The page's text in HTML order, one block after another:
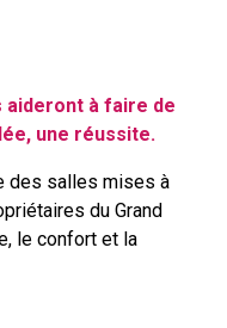
aideront à faire de
une réussite.
des salles mises à
du Grand
le confort et la